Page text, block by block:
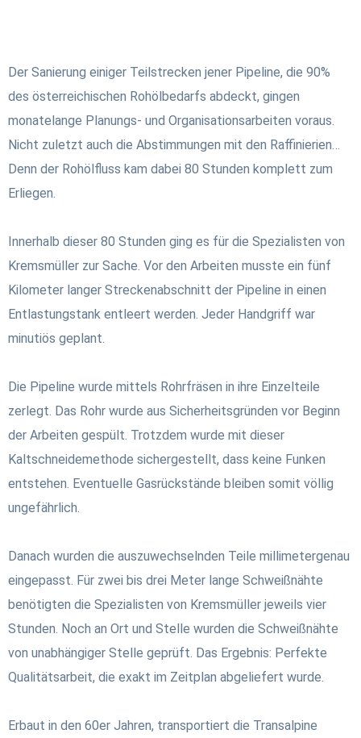
Der Sanierung einiger Teilstrecken jener Pipeline, die 90%
des österreichischen Rohölbedarfs abdeckt, gingen
monatelange Planungs- und Organisationsarbeiten voraus.
Nicht zuletzt auch die Abstimmungen mit den Raffinierien…
Denn der Rohölfluss kam dabei 80 Stunden komplett zum
Erliegen.
Innerhalb dieser 80 Stunden ging es für die Spezialisten von
Kremsmüller zur Sache. Vor den Arbeiten musste ein fünf
Kilometer langer Streckenabschnitt der Pipeline in einen
Entlastungstank entleert werden. Jeder Handgriff war
minutiös geplant.
Die Pipeline wurde mittels Rohrfräsen in ihre Einzelteile
zerlegt. Das Rohr wurde aus Sicherheitsgründen vor Beginn
der Arbeiten gespült. Trotzdem wurde mit dieser
Kaltschneidemethode sichergestellt, dass keine Funken
entstehen. Eventuelle Gasrückstände bleiben somit völlig
ungefährlich.
Danach wurden die auszuwechselnden Teile millimetergenau
eingepasst. Für zwei bis drei Meter lange Schweißnähte
benötigten die Spezialisten von Kremsmüller jeweils vier
Stunden. Noch an Ort und Stelle wurden die Schweißnähte
von unabhängiger Stelle geprüft. Das Ergebnis: Perfekte
Qualitätsarbeit, die exakt im Zeitplan abgeliefert wurde.
Erbaut in den 60er Jahren, transportiert die Transalpine